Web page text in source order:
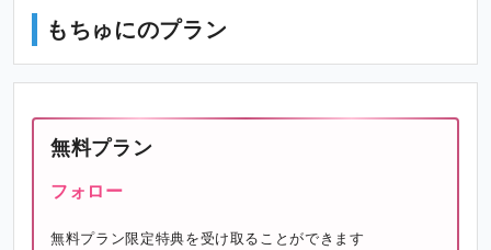
もちゅにのプラン
無料プラン
フォロー
無料プラン限定特典を受け取ることができます